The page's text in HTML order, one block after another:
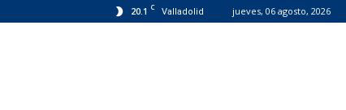
20.1 C Valladolid jueves, 06 agosto, 2026